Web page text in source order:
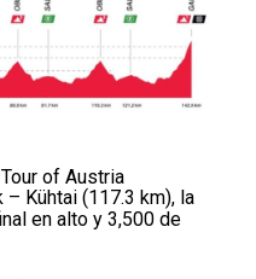
of Austria
– Kühtai (117.3 km), la
en alto y 3,500 de